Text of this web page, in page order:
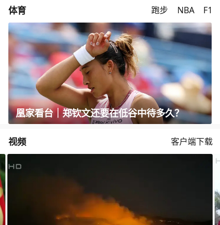
体育 跑步 NBA F1
凰家看台｜郑钦文还要在低谷中待多久？
视频 客户端下载